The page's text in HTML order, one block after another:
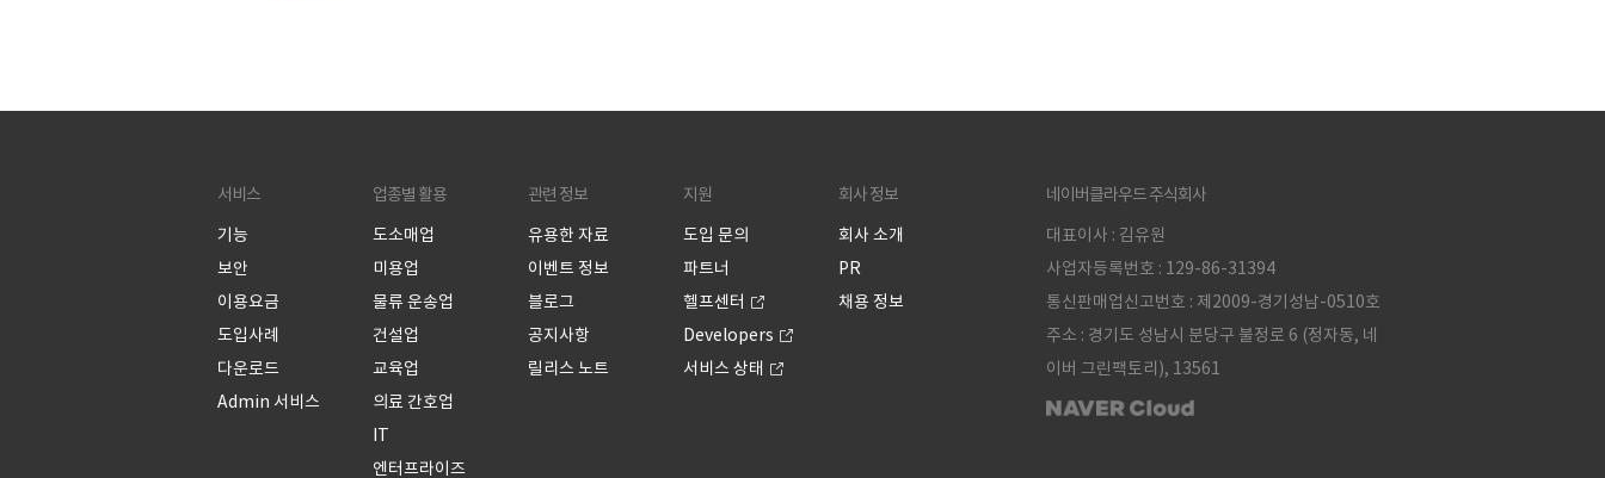
서비스
기능
보안
이용요금
도입사례
다운로드
Admin 서비스
업종별 활용
도소매업
미용업
물류 운송업
건설업
교육업
의료 간호업
IT
엔터프라이즈
관련 정보
유용한 자료
이벤트 정보
블로그
공지사항
릴리스 노트
지원
도입 문의
파트너
헬프센터
Developers
서비스 상태
회사 정보
회사 소개
PR
채용 정보
네이버클라우드 주식회사
대표이사 : 김유원
사업자등록번호 : 129-86-31394
통신판매업신고번호 : 제2009-경기성남-0510호
주소 : 경기도 성남시 분당구 불정로 6 (정자동, 네
이버 그린팩토리), 13561